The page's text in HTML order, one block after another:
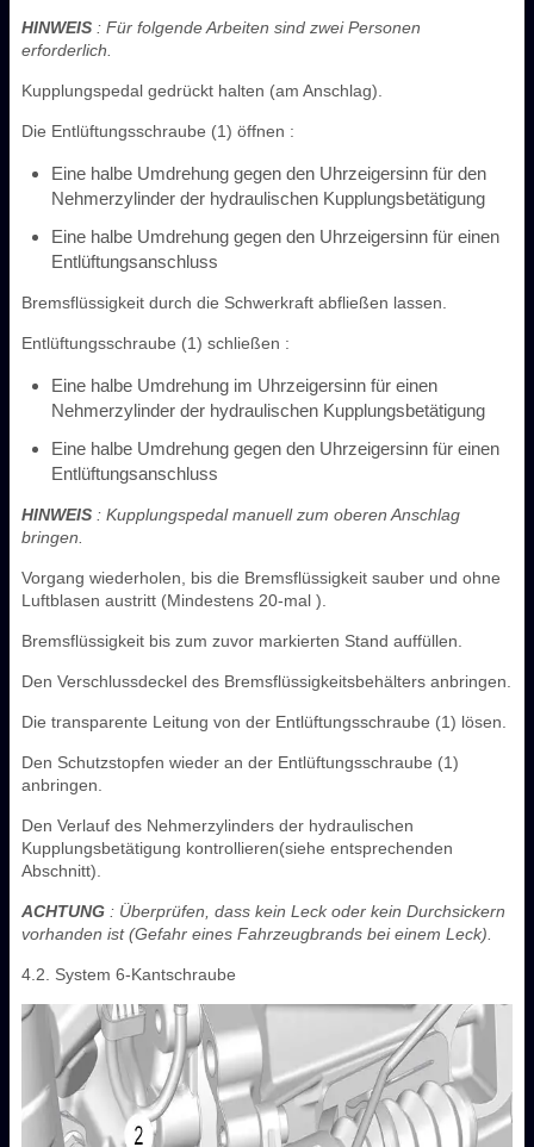
HINWEIS : Für folgende Arbeiten sind zwei Personen
erforderlich.
Kupplungspedal gedrückt halten (am Anschlag).
Die Entlüftungsschraube (1) öffnen :
Eine halbe Umdrehung gegen den Uhrzeigersinn für den
Nehmerzylinder der hydraulischen Kupplungsbetätigung
Eine halbe Umdrehung gegen den Uhrzeigersinn für einen
Entlüftungsanschluss
Bremsflüssigkeit durch die Schwerkraft abfließen lassen.
Entlüftungsschraube (1) schließen :
Eine halbe Umdrehung im Uhrzeigersinn für einen
Nehmerzylinder der hydraulischen Kupplungsbetätigung
Eine halbe Umdrehung gegen den Uhrzeigersinn für einen
Entlüftungsanschluss
HINWEIS : Kupplungspedal manuell zum oberen Anschlag
bringen.
Vorgang wiederholen, bis die Bremsflüssigkeit sauber und ohne
Luftblasen austritt (Mindestens 20-mal ).
Bremsflüssigkeit bis zum zuvor markierten Stand auffüllen.
Den Verschlussdeckel des Bremsflüssigkeitsbehälters anbringen.
Die transparente Leitung von der Entlüftungsschraube (1) lösen.
Den Schutzstopfen wieder an der Entlüftungsschraube (1)
anbringen.
Den Verlauf des Nehmerzylinders der hydraulischen
Kupplungsbetätigung kontrollieren(siehe entsprechenden
Abschnitt).
ACHTUNG : Überprüfen, dass kein Leck oder kein Durchsickern
vorhanden ist (Gefahr eines Fahrzeugbrands bei einem Leck).
4.2. System 6-Kantschraube